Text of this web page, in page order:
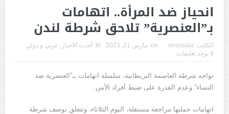
انحياز ضد المرأة.. اتهامات
بـ”العنصرية” تلاحق شرطة لندن
الكاتب: elressala
on: مارس 21, 2023 In: أحدث الأخبار , عربي و دولي
لا يوجد تعليقات
تواجه شرطة العاصمة البريطانية، سلسلة اتهامات بـ”العنصرية ضد
النساء” وعدم القدرة على ضبط أفراد الأمن.
اتهامات حملتها مراجعة مستقلة، اليوم الثلاثاء، وتتعلق بوصف شرطة